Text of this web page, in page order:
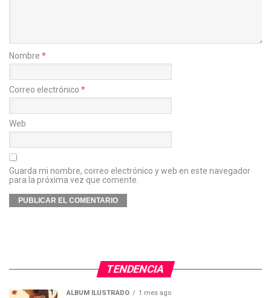
Nombre *
Correo electrónico *
Web
Guarda mi nombre, correo electrónico y web en este navegador
para la próxima vez que comente.
TENDENCIA
ÁLBUM ILUSTRADO 1 mes ago